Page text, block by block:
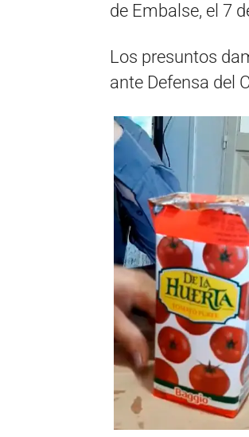
de Embalse, el 7
Los presuntos
ante Defensa del